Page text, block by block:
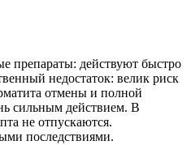
препараты: действуют быстро
недостаток: велик риск
отмены и полной
сильным действием. В
не отпускаются.
последствиями.